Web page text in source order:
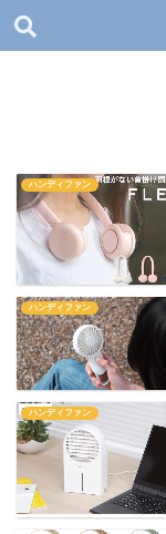
ハンディファン
ハンディファン
ハンディファン